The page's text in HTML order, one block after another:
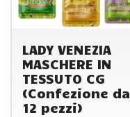
LADY VENEZIA
MASCHERE IN
TESSUTO CG
(Confezione da
12 pezzi)